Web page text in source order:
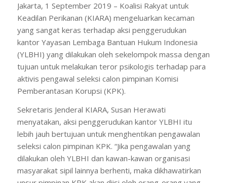
Jakarta, 1 September 2019 – Koalisi Rakyat untuk
Keadilan Perikanan (KIARA) mengeluarkan kecaman
yang sangat keras terhadap aksi penggerudukan
kantor Yayasan Lembaga Bantuan Hukum Indonesia
(YLBHI) yang dilakukan oleh sekelompok massa dengan
tujuan untuk melakukan teror psikologis terhadap para
aktivis pengawal seleksi calon pimpinan Komisi
Pemberantasan Korupsi (KPK).
Sekretaris Jenderal KIARA, Susan Herawati
menyatakan, aksi penggerudukan kantor YLBHI itu
lebih jauh bertujuan untuk menghentikan pengawalan
seleksi calon pimpinan KPK. “Jika pengawalan yang
dilakukan oleh YLBHI dan kawan-kawan organisasi
masyarakat sipil lainnya berhenti, maka dikhawatirkan